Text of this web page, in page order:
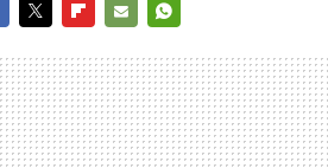
MAIL